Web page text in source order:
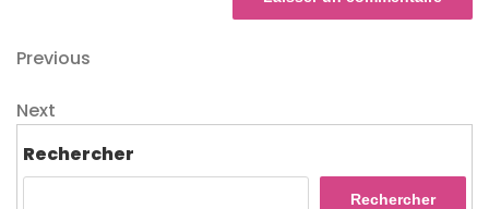
Navigation
de
l’article
Previous
Previous
Next
Next
Rechercher
Rechercher